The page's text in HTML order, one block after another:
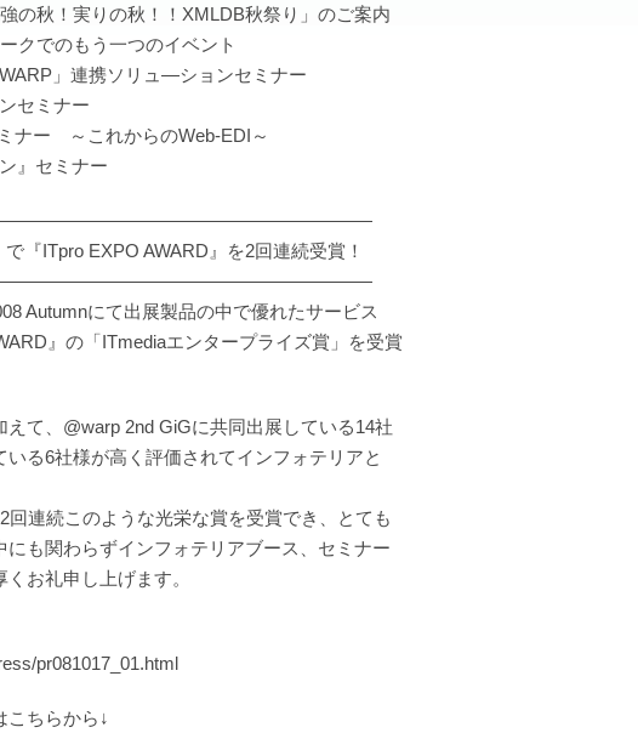
の秋！実りの秋！！XMLDB秋祭り」のご案内
クでのもう一つのイベント
」連携ソリュ―ションセミナー
セミナー
ナー ～これからのWeb-EDI～
』セミナー
『ITpro EXPO AWARD』を2回連続受賞！
Autumnにて出展製品の中で優れたサービス
』の「ITmediaエンタープライズ賞」を受賞
て、@warp 2nd GiGに共同出展している14社
る6社様が高く評価されてインフォテリアと
連続このような光栄な賞を受賞でき、とても
も関わらずインフォテリアブース、セミナー
お礼申し上げます。
pr081017_01.html
ちらから↓